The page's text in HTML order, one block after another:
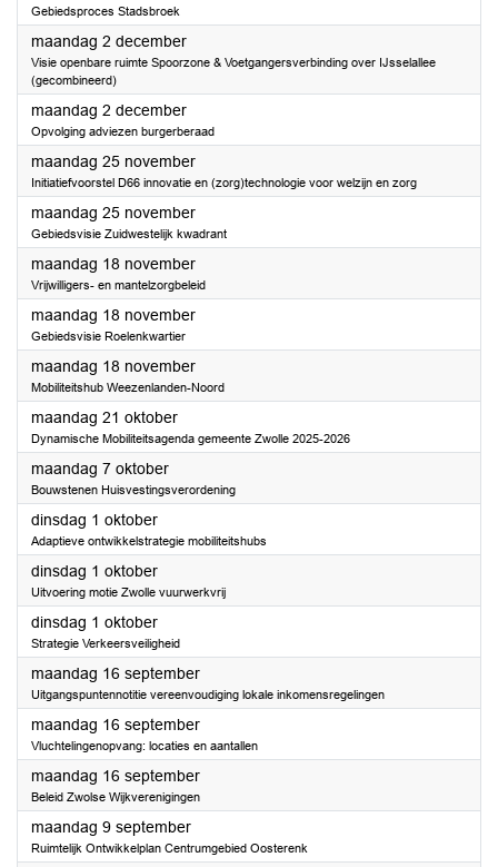
Gebiedsproces Stadsbroek
maandag 2 december2024
Visie openbare ruimte Spoorzone & Voetgangersverbinding over IJsselallee
(gecombineerd)
maandag 2 december2024
Opvolging adviezen burgerberaad
maandag 25 november2024
Initiatiefvoorstel D66 innovatie en (zorg)technologie voor welzijn en zorg
maandag 25 november2024
Gebiedsvisie Zuidwestelijk kwadrant
maandag 18 november2024
Vrijwilligers- en mantelzorgbeleid
maandag 18 november2024
Gebiedsvisie Roelenkwartier
maandag 18 november2024
Mobiliteitshub Weezenlanden-Noord
maandag 21 oktober2024
Dynamische Mobiliteitsagenda gemeente Zwolle 2025-2026
maandag 7 oktober2024
Bouwstenen Huisvestingsverordening
dinsdag 1 oktober2024
Adaptieve ontwikkelstrategie mobiliteitshubs
dinsdag 1 oktober2024
Uitvoering motie Zwolle vuurwerkvrij
dinsdag 1 oktober2024
Strategie Verkeersveiligheid
maandag 16 september2024
Uitgangspuntennotitie vereenvoudiging lokale inkomensregelingen
maandag 16 september2024
Vluchtelingenopvang: locaties en aantallen
maandag 16 september2024
Beleid Zwolse Wijkverenigingen
maandag 9 september2024
Ruimtelijk Ontwikkelplan Centrumgebied Oosterenk